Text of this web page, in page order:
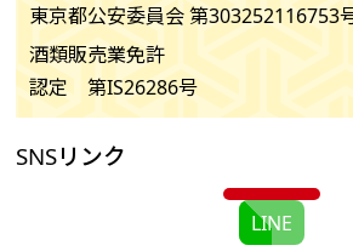
東京都公安委員会 第303252116753
酒類販売業免許
認定 第IS26286号
SNSリンク
LINE